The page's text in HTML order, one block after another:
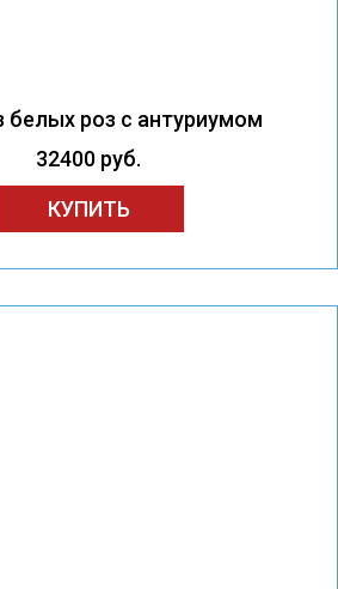
белых роз с антуриумом
32400 руб.
КУПИТЬ